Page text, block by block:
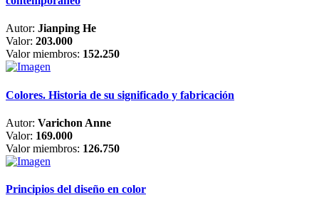
Autor: Jianping He
Valor: 203.000
Valor miembros: 152.250
Colores. Historia de su significado y fabricación
Autor: Varichon Anne
Valor: 169.000
Valor miembros: 126.750
Principios del diseño en color